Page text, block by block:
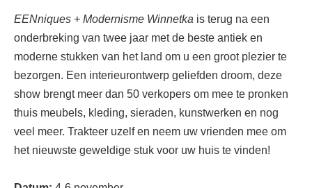
EENniques + Modernisme Winnetka is terug na een
onderbreking van twee jaar met de beste antiek en
moderne stukken van het land om u een groot plezier te
bezorgen. Een interieurontwerp geliefden droom, deze
show brengt meer dan 50
thuis meubels, kleding, sieraden, kunstwerken en nog
veel meer. Trakteer uzelf en neem uw vrienden mee om
het nieuwste geweldige stuk voor uw huis te vinden!